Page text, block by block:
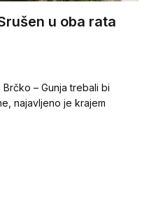
u oba rata
– Gunja trebali bi
najavljeno je krajem